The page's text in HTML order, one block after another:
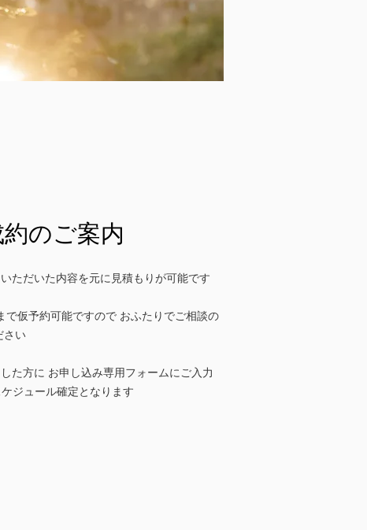
のご案内
ただいた内容を元に見積もりが可能です
で仮予約可能ですので おふたりでご相談の
さい
た方に お申し込み専用フォームにご入力
ジュール確定となります